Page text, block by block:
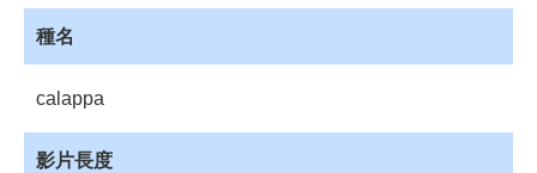
理
收
藏
種名
calappa
影片長度